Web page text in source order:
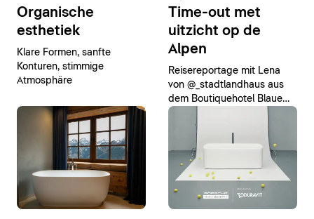
Organische
esthetiek
Klare Formen, sanfte
Konturen, stimmige
Atmosphäre
Time-out met
uitzicht op de
Alpen
Reisereportage mit Lena
von @_stadtlandhaus aus
dem Boutiquehotel Blaue
Burg im südlichen Allgäu,
wo das Bad zum
Rückzugsort der Reise wird